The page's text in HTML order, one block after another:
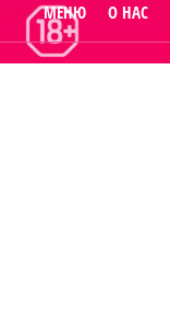
МЕНЮ О НАС